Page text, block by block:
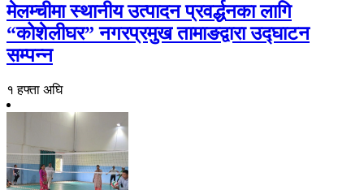
मेलम्चीमा स्थानीय उत्पादन प्रवर्द्धनका लागि
“कोशेलीघर” नगरप्रमुख तामाङद्वारा उद्घाटन
सम्पन्न
१ हफ्ता अघि